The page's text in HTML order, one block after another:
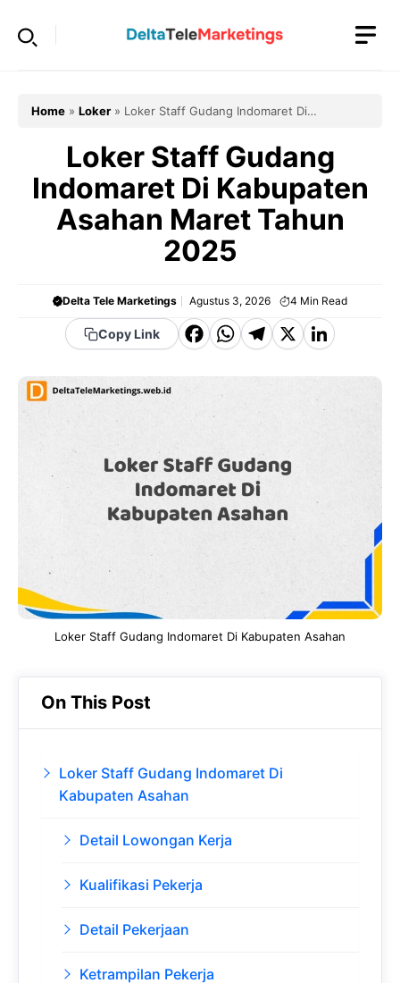
Home » Loker » Loker Staff Gudang Indomaret Di
Loker Staff Gudang
Indomaret Di Kabupaten
Asahan Maret Tahun
2025
Delta Tele Marketings Agustus 3, 2026 4 Min Read
Copy Link
F
e
b
o
o
W
a
t
s
A
p
T
g
r
a
m
X Li
k
e
Loker Staff Gudang Indomaret Di Kabupaten Asahan
On This Post
Loker Staff Gudang Indomaret Di
Kabupaten Asahan
Detail Lowongan Kerja
Kualifikasi Pekerja
Detail Pekerjaan
Ketrampilan Pekerja